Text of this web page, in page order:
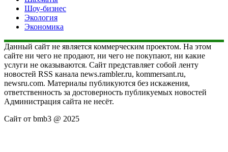
Шоу-бизнес
Экология
Экономика
Данный сайт не является коммерческим проектом. На этом
сайте ни чего не продают, ни чего не покупают, ни какие
услуги не оказываются. Сайт представляет собой ленту
новостей RSS канала news.rambler.ru, kommersant.ru,
newsru.com. Материалы публикуются без искажения,
ответственность за достоверность публикуемых новостей
Администрация сайта не несёт.
Сайт от bmb3 @ 2025